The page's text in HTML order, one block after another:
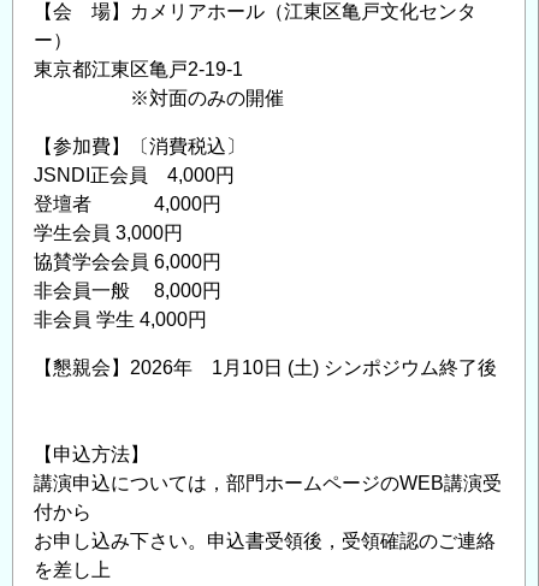
【会 場】カメリアホール（江東区亀戸文化センタ
ー）
東京都江東区亀戸2-19-1
※対面のみの開催
【参加費】〔消費税込〕
JSNDI正会員 4,000円
登壇者 4,000円
学生会員 3,000円
協賛学会会員 6,000円
非会員一般 8,000円
非会員 学生 4,000円
【懇親会】2026年 1月10日 (土) シンポジウム終了後
【申込方法】
講演申込については，部門ホームページのWEB講演受
付から
お申し込み下さい。申込書受領後，受領確認のご連絡
を差し上